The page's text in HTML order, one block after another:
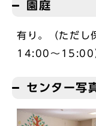
園庭
有り。（ただし
14:00～15:00
センター写